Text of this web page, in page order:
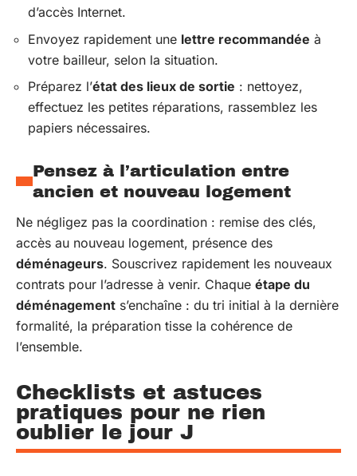
d’accès Internet.
Envoyez rapidement une lettre recommandée à
votre bailleur, selon la situation.
Préparez l’état des lieux de sortie : nettoyez,
effectuez les petites réparations, rassemblez les
papiers nécessaires.
Pensez à l’articulation entre
ancien et nouveau logement
Ne négligez pas la coordination : remise des clés,
accès au nouveau logement, présence des
déménageurs. Souscrivez rapidement les nouveaux
contrats pour l’adresse à venir. Chaque étape du
déménagement s’enchaîne : du tri initial à la dernière
formalité, la préparation tisse la cohérence de
l’ensemble.
Checklists et astuces
pratiques pour ne rien
oublier le jour J